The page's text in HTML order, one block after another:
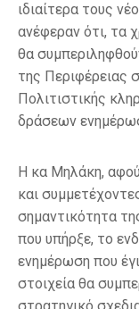
ιδιαίτερα τους
ανέφεραν ότι, τα
θα
της Περιφέρειας
Πολιτιστικής
δράσεων
Η κα Μηλάκη,
και
σημαντικότητα
που υπήρξε, το
ενημέρωση που
στοιχεία θα